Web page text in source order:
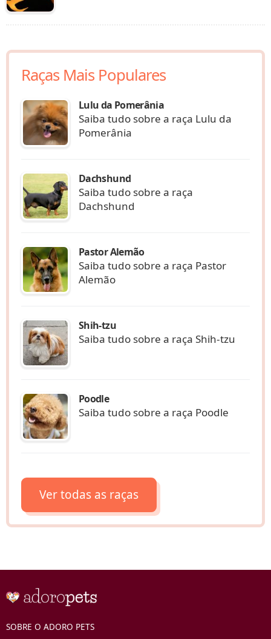
Raças Mais Populares
Lulu da Pomerânia
Saiba tudo sobre a raça Lulu da
Pomerânia
Dachshund
Saiba tudo sobre a raça
Dachshund
Pastor Alemão
Saiba tudo sobre a raça Pastor
Alemão
Shih-tzu
Saiba tudo sobre a raça Shih-tzu
Poodle
Saiba tudo sobre a raça Poodle
Ver todas as raças
SOBRE O ADORO PETS